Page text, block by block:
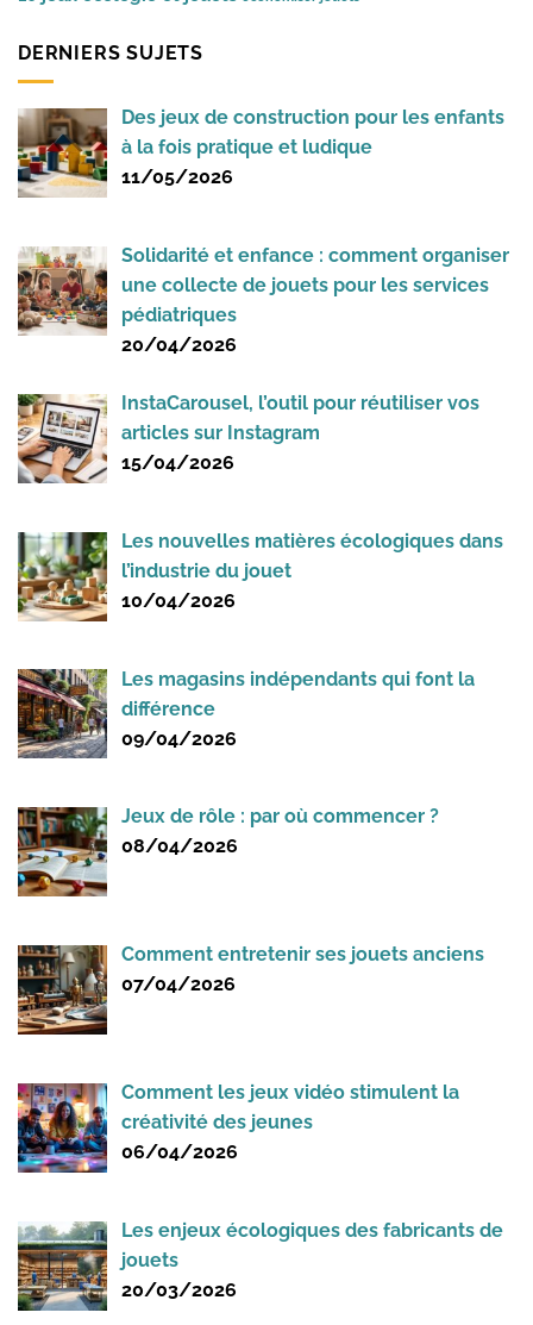
DERNIERS SUJETS
Des jeux de construction pour les enfants
à la fois pratique et ludique
11/05/2026
Solidarité et enfance : comment organiser
une collecte de jouets pour les services
pédiatriques
20/04/2026
InstaCarousel, l’outil pour réutiliser vos
articles sur Instagram
15/04/2026
Les nouvelles matières écologiques dans
l’industrie du jouet
10/04/2026
Les magasins indépendants qui font la
différence
09/04/2026
Jeux de rôle : par où commencer ?
08/04/2026
Comment entretenir ses jouets anciens
07/04/2026
Comment les jeux vidéo stimulent la
créativité des jeunes
06/04/2026
Les enjeux écologiques des fabricants de
jouets
20/03/2026